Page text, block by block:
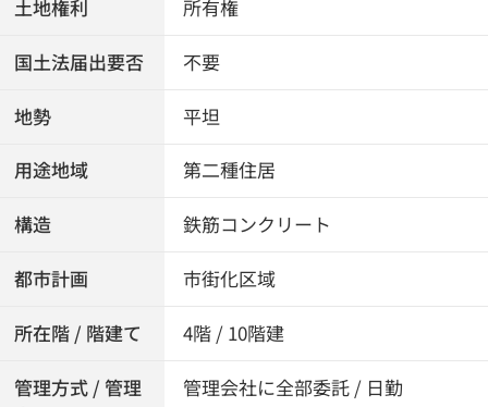
土地権利 所有権
国土法届出要否 不要
地勢 平坦
用途地域 第二種住居
構造 鉄筋コンクリート
都市計画 市街化区域
所在階 / 階建て 4階 / 10階建
管理方式 / 管理
管理会社に全部委託 / 日勤